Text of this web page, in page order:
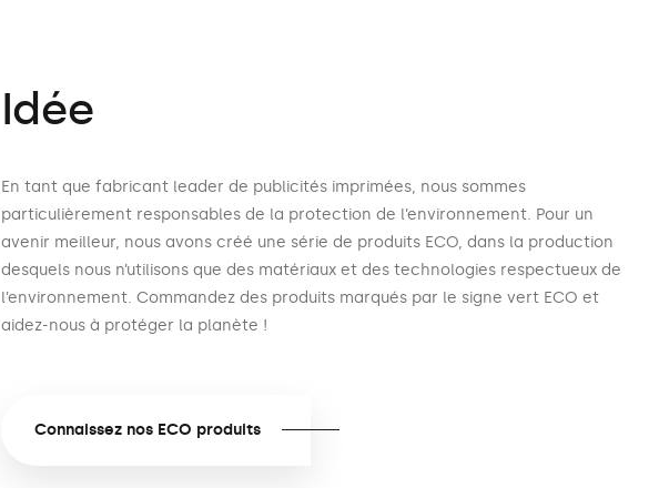
Idée
En tant que fabricant leader de publicités imprimées, nous sommes
particulièrement responsables de la protection de l’environnement. Pour un
avenir meilleur, nous avons créé une série de produits ECO, dans la production
desquels nous n’utilisons que des matériaux et des technologies respectueux de
l’environnement. Commandez des produits marqués par le signe vert ECO et
aidez-nous à protéger la planète !
Connaissez nos ECO produits